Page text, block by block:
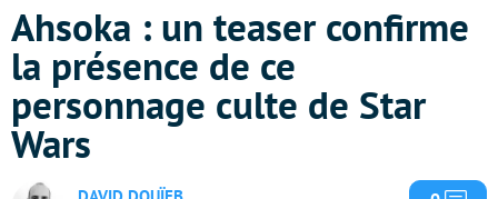
Ahsoka : un teaser confirme
la présence de ce
personnage culte de Star
Wars